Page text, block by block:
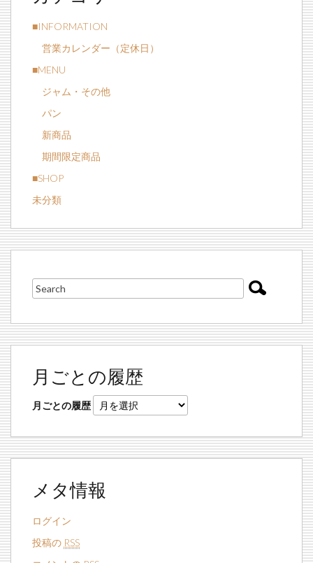
■INFORMATION
営業カレンダー（定休日）
■MENU
ジャム・その他
パン
新商品
期間限定商品
■SHOP
未分類
月ごとの履歴
月ごとの履歴
メタ情報
ログイン
投稿の RSS